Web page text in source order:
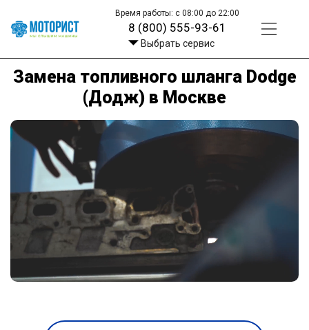
Время работы: с 08:00 до 22:00
8 (800) 555-93-61
Выбрать сервис
Замена топливного шланга Dodge
(Додж) в Москве